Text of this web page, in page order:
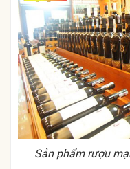
Sản phẩm rượu